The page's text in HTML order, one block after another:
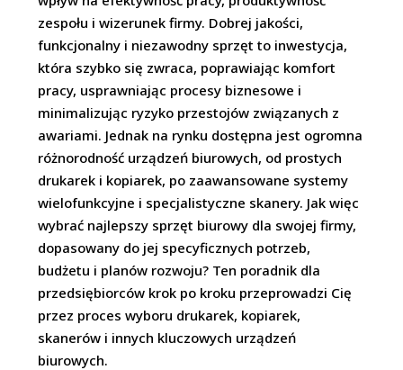
zespołu i wizerunek firmy. Dobrej jakości,
funkcjonalny i niezawodny sprzęt to inwestycja,
która szybko się zwraca, poprawiając komfort
pracy, usprawniając procesy biznesowe i
minimalizując ryzyko przestojów związanych z
awariami. Jednak na rynku dostępna jest ogromna
różnorodność urządzeń biurowych, od prostych
drukarek i kopiarek, po zaawansowane systemy
wielofunkcyjne i specjalistyczne skanery. Jak więc
wybrać najlepszy sprzęt biurowy dla swojej firmy,
dopasowany do jej specyficznych potrzeb,
budżetu i planów rozwoju? Ten poradnik dla
przedsiębiorców krok po kroku przeprowadzi Cię
przez proces wyboru drukarek, kopiarek,
skanerów i innych kluczowych urządzeń
biurowych.